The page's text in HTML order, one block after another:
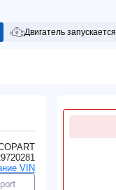
Двигатель запускается
VIN